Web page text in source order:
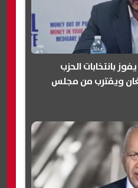
بانتخابات الحزب
ويقترب من مجلس